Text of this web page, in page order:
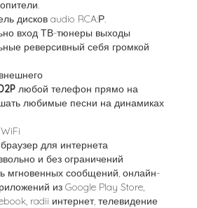
дисков audio RCA:Р.
вход ТВ-тюнеры выходы
реверсивный себя громкой
внешнего
любой телефон прямо на
любимые песни на динамиках
для интернета
и без ограничений
мгновенных сообщений, онлайн-
из Google Play Store,
radii интернет, телевидение